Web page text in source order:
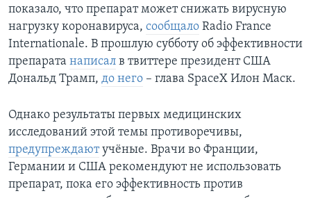
показало, что препарат может снижать вирусную
нагрузку коронавируса, сообщало Radio France
Internationale. В прошлую субботу об эффективности
препарата написал в твиттере президент США
Дональд Трамп, до него – глава SpaceX Илон Маск.
Однако результаты первых медицинских
исследований этой темы противоречивы,
предупреждаютучёные. Врачи во Франции,
Германии и США рекомендуют не использовать
препарат, пока его эффективность против